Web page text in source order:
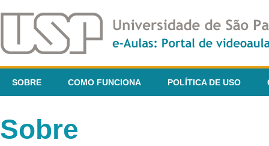
SOBRE COMO FUNCIONA POLÍTICA DE USO
Sobre